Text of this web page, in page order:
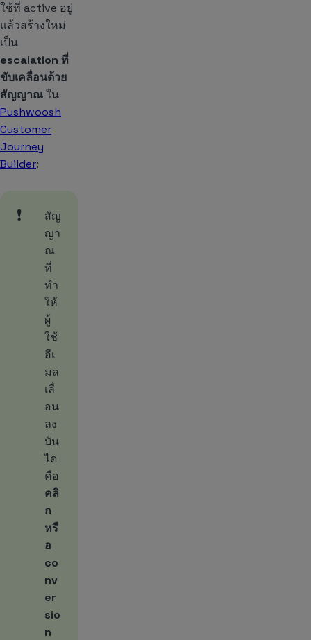
ใช้ที่ active อยู่
แล้วสร้างใหม่
เป็น
escalation ที่
ขับเคลื่อนด้วย
สัญญาณใน
Pushwoosh
Customer
Journey
Builder:
❗
สัญ
ญา
ณ
ที่
ทำ
ให้
ผู้
ใช้
อีเ
มล
เลื่
อน
ลง
บัน
ได
คือ
คลิ
ก
หรื
อ
co
nv
er
sio
n